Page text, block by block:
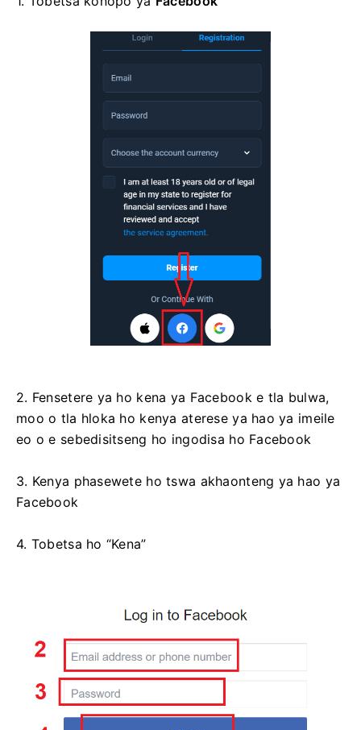
2. Fensetere ya ho kena ya Facebook e tla bulwa,
moo o tla hloka ho kenya aterese ya hao ya imeile
eo o e sebedisitseng ho ingodisa ho Facebook
3. Kenya phasewete ho tswa akhaonteng ya hao ya
Facebook
4. Tobetsa ho “Kena”